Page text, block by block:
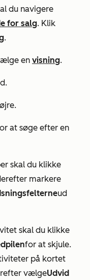
du navigere
for salg. Klik
.
en visning.
at søge efter en
skal du klikke
markere
ud
skal du klikke
for at skjule.
på kortet
vælgeUdvid